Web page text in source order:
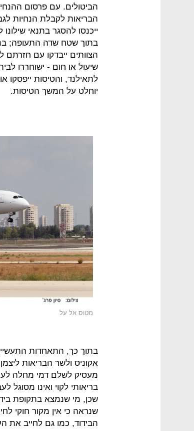
הביטולים. עם פרסום
הבריאות לקבלת הנחיות
ייכנסו להסגר בתנאי
בתוך שטח שדה התעופה;
הצוותים ייבדקו עם
שיעול או חום - ישוחררו
לתאילנד, והטיסות ייפסקו
יוחלט על המשך הטיסות.
מטוס אל על
בתוך כך, התאחדות
אקוניס ולשר הבריאות
מעסיק לשלם דמי מחלה
בריאותי לקוי ואינו
שכן, מי שנמצא בתקופת
שנראה כי אין מקור חוקי
הבידוד, כמו גם לחייב את